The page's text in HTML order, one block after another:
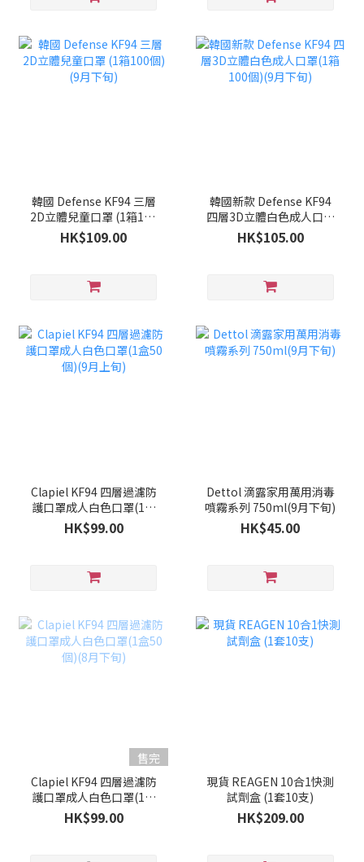
韓國 Defense KF94 三層
2D立體兒童口罩 (1箱100
個)(9月下旬)
HK$109.00
韓國新款 Defense KF94
四層3D立體白色成人口罩
(1箱100個)(9月下旬)
HK$105.00
Clapiel KF94 四層過濾防
護口罩成人白色口罩(1盒
50個)(9月上旬)
HK$99.00
Dettol 滴露家用萬用消毒
噴霧系列 750ml(9月下旬)
HK$45.00
售完
Clapiel KF94 四層過濾防
護口罩成人白色口罩(1盒
50個)(8月下旬)
HK$99.00
現貨 REAGEN 10合1快測
試劑盒 (1套10支)
HK$209.00